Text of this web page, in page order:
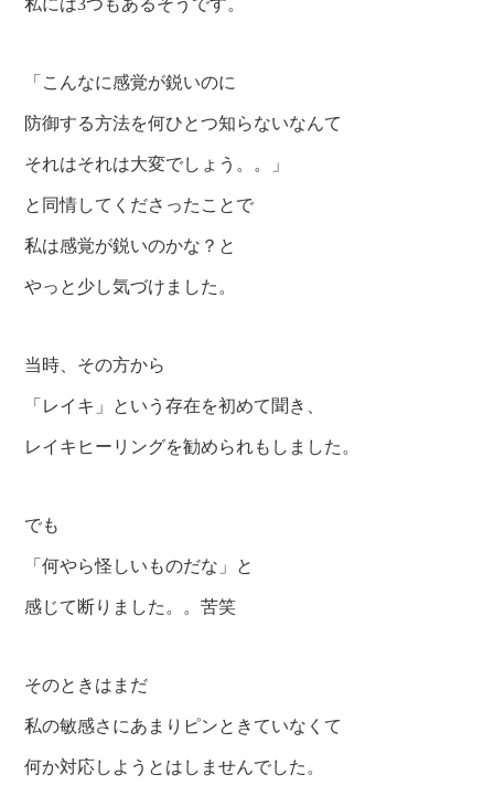
「こんなに感覚が鋭いのに
防御する方法を何ひとつ知らないなんて
それはそれは大変でしょう。。」
と同情してくださったことで
私は感覚が鋭いのかな？と
やっと少し気づけました。
当時、その方から
「レイキ」という存在を初めて聞き、
レイキヒーリングを勧められもしました。
でも
「何やら怪しいものだな」と
感じて断りました。。苦笑
そのときはまだ
私の敏感さにあまりピンときていなくて
何か対応しようとはしませんでした。